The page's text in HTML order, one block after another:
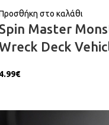
στο καλάθι
Master
Deck
€